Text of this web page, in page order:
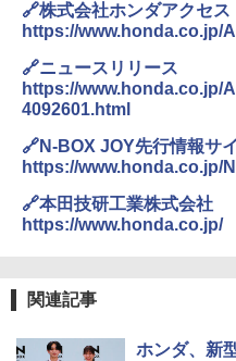
🔗株式会社ホンダアクセス
https://www.honda.co.jp/
🔗ニュースリリース
https://www.honda.co.jp/
4092601.html
🔗N-BOX JOY先行情報サ
https://www.honda.co.jp/
🔗本田技研工業株式会社
https://www.honda.co.jp/
関連記事
ホンダ、新